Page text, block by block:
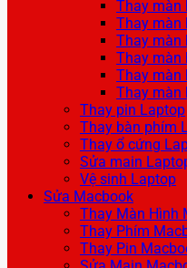
Thay màn
Thay màn
Thay màn
Thay màn
Thay màn
Thay màn
Thay pin Laptop
Thay bàn phím
Thay ổ cứng
Sửa main
Vệ sinh Laptop
Sửa Macbook
Thay Màn Hình
Thay Phím
Thay Pin